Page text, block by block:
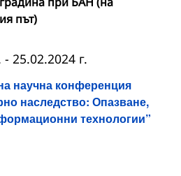
път)
научна конференция
наследство: Опазване,
технологии”
- 25.02.2024 г.